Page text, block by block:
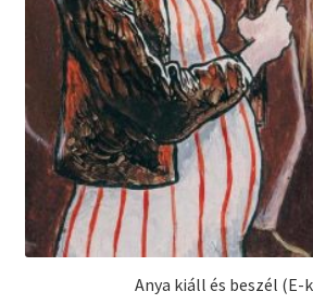
Anya kiáll és beszél (E-